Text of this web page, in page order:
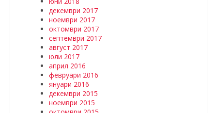
декември 2017
ноември 2017
октомври 2017
септември 2017
август 2017
юли 2017
април 2016
февруари 2016
януари 2016
декември 2015
ноември 2015